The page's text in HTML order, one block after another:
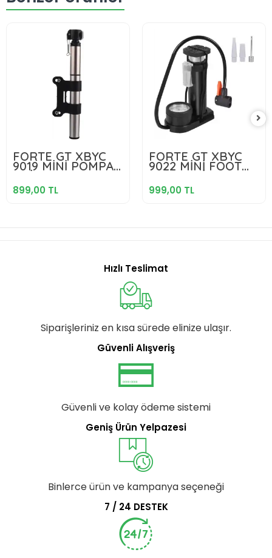
FORTE GT XBYC
9019 MİNİ POMPA
GRİ
899,00 TL
Sepete Ekle
FORTE GT XBYC
9022 MİNİ FOOT
POMPA SİYAH
999,00 TL
Sepete Ekle
Hızlı Teslimat
Siparişleriniz en kısa sürede elinize ulaşır.
Güvenli Alışveriş
Güvenli ve kolay ödeme sistemi
Geniş Ürün Yelpazesi
Binlerce ürün ve kampanya seçeneği
7 / 24 DESTEK